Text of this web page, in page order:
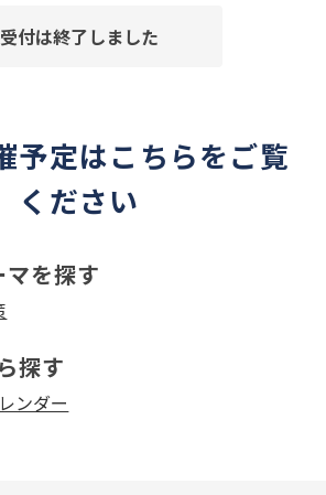
受付は終了しました
予定はこちらをご覧
ください
マを探す
探す
ンダー